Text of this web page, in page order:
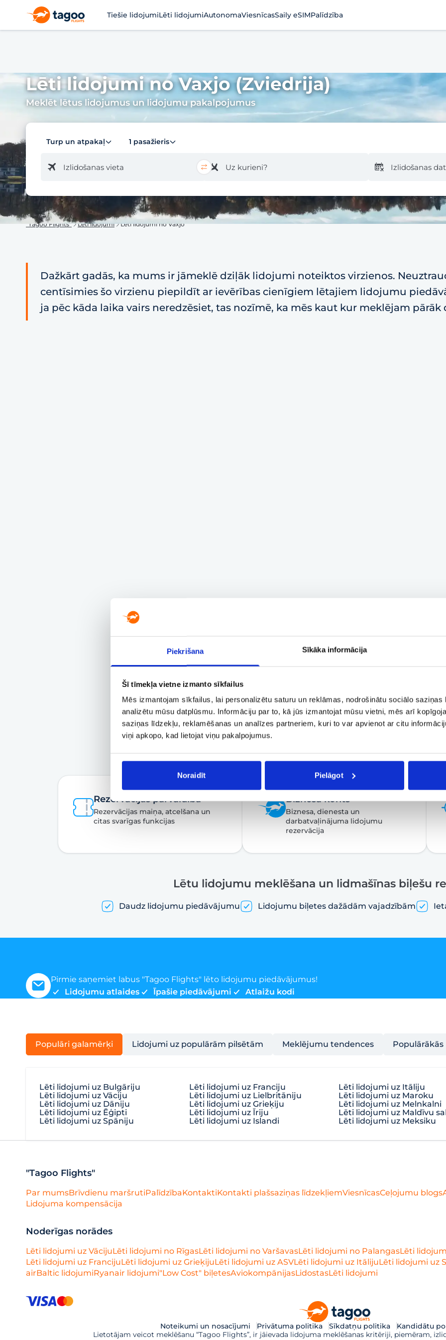
Piekrišana Sīkāka informācija
Šī tīmekļa vietne izmanto sīkfailus
Mēs izmantojam sīkfailus, lai personalizētu saturu un reklāmas, nodrošinātu sociālo
analizētu mūsu datplūsmu. Informāciju par to, kā jūs izmantojat mūsu vietni, mēs arī
saziņas līdzekļu, reklamēšanas un analīzes partneriem, kuri to var apvienot ar citu
viņi apkopo, kad lietojat viņu pakalpojumus.
Noraidīt Pielāgot
Tiešie lidojumiLēti lidojumiAutonomaViesnīcasSaily eSIMPalīdzība
Lēti lidojumi no Vaxjo (Zviedrija)
Meklēt lētus lidojumus un lidojumu pakalpojumus
Turp un atpakaļ 1 pasažieris
Izlidošanas vieta Uz kurieni? Izlidošanas
"Tagoo Flights" Lēti lidojumi Lēti lidojumi no Vaxjo
Dažkārt gadās, ka mums ir jāmeklē dziļāk lidojumi noteiktos virzienos.
centīsimies šo virzienu piepildīt ar ievērības cienīgiem lētajiem lidojumu
ja pēc kāda laika vairs neredzēsiet, tas nozīmē, ka mēs kaut kur meklējam pārāk
Rezervācijas pārvaldība
Rezervācijas maiņa, atcelšana un
citas svarīgas funkcijas
Biznesa konts
Biznesa, dienesta un
darbatvaļinājuma lidojumu
rezervācija
Lētu lidojumu meklēšana un lidmašīnas biļešu
Daudz lidojumu piedāvājumu Lidojumu biļetes dažādām vajadzībām
Pirmie saņemiet labus "Tagoo Flights" lēto lidojumu piedāvājumus!
Lidojumu atlaides
Īpašie piedāvājumi Atlaižu kodi
Populāri galamērķi Lidojumi uz populārām pilsētām Meklējumu tendences
Lēti lidojumi uz Bulgāriju
Lēti lidojumi uz Vāciju
Lēti lidojumi uz Dāniju
Lēti lidojumi uz Ēģipti
Lēti lidojumi uz Spāniju
Lēti lidojumi uz Franciju
Lēti lidojumi uz Lielbritāniju
Lēti lidojumi uz Grieķiju
Lēti lidojumi uz Īriju
Lēti lidojumi uz Islandi
Lēti lidojumi uz Itāliju
Lēti lidojumi uz Maroku
Lēti lidojumi uz Melnkalni
Lēti lidojumi uz Maldīvu
Lēti lidojumi uz Meksiku
"Tagoo Flights"
Par mumsBrīvdienu maršrutiPalīdzībaKontaktiKontakti plašsaziņas līdzekļiemViesnīcasCeļojumu blogs
Lidojuma kompensācija
Noderīgas norādes
Lēti lidojumi uz VācijuLēti lidojumi no RīgasLēti lidojumi no VaršavasLēti lidojumi no PalangasLēti
Lēti lidojumi uz FrancijuLēti lidojumi uz GrieķijuLēti lidojumi uz ASVLēti lidojumi uz ItālijuLēti lidojumi uz
airBaltic lidojumiRyanair lidojumi"Low Cost" biļetesAviokompānijasLidostasLēti lidojumi
Noteikumi un nosacījumi Privātuma politika Sīkdatņu politika
Kandidātu
Lietotājam veicot meklēšanu “Tagoo Flights”, ir jāievada lidojuma meklēšanas kritēriji, piemēram,